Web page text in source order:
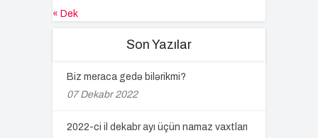
« Dek
Son Yazılar
Biz meraca gedə bilərikmi?
07 Dekabr 2022
2022-ci il dekabr ayı üçün namaz vaxtları